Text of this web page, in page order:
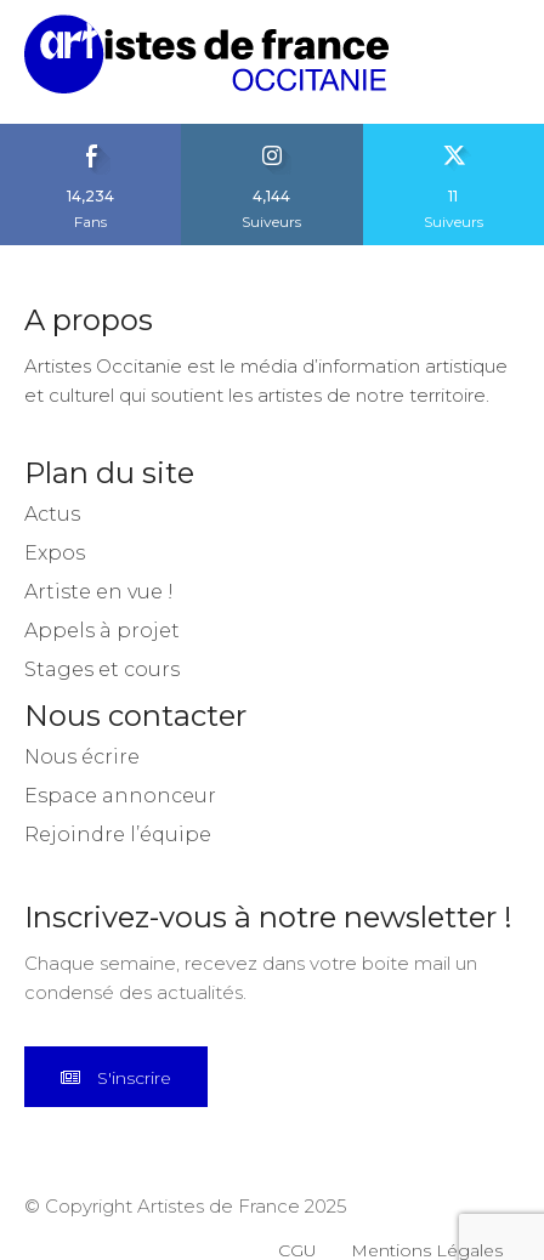
14,234
Fans
4,144
Suiveurs
11
Suiveurs
A propos
Artistes Occitanie est le média d’information artistique
et culturel qui soutient les artistes de notre territoire.
Plan du site
Actus
Expos
Artiste en vue !
Appels à projet
Stages et cours
Nous contacter
Nous écrire
Espace annonceur
Rejoindre l’équipe
Inscrivez-vous à notre newsletter !
Chaque semaine, recevez dans votre boite mail un
condensé des actualités.
S'inscrire
© Copyright Artistes de France 2025
CGU Mentions Légales